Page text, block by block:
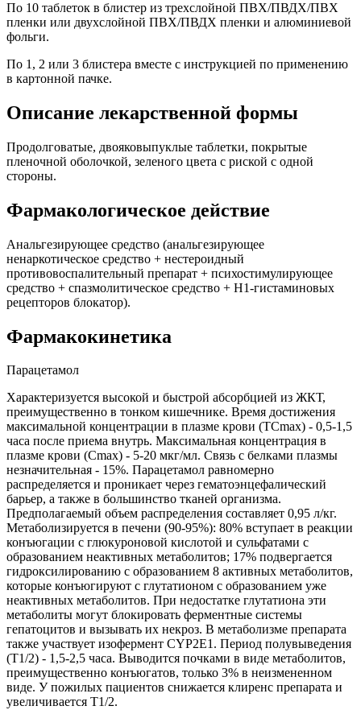
По 10 таблеток в блистер из трехслойной ПВХ/ПВДХ/ПВХ
пленки или двухслойной ПВХ/ПВДХ пленки и алюминиевой
фольги.
По 1, 2 или 3 блистера вместе с инструкцией по применению
в картонной пачке.
Описание лекарственной формы
Продолговатые, двояковыпуклые таблетки, покрытые
пленочной оболочкой, зеленого цвета с риской с одной
стороны.
Фармакологическое действие
Анальгезирующее средство (анальгезирующее
ненаркотическое средство + нестероидный
противовоспалительный препарат + психостимулирующее
средство + спазмолитическое средство + H1-гистаминовых
рецепторов блокатор).
Фармакокинетика
Парацетамол
Характеризуется высокой и быстрой абсорбцией из ЖКТ,
преимущественно в тонком кишечнике. Время достижения
максимальной концентрации в плазме крови (ТСmах) - 0,5-1,5
часа после приема внутрь. Максимальная концентрация в
плазме крови (Сmах) - 5-20 мкг/мл. Связь с белками плазмы
незначительная - 15%. Парацетамол равномерно
распределяется и проникает через гематоэнцефалический
барьер, а также в большинство тканей организма.
Предполагаемый объем распределения составляет 0,95 л/кг.
Метаболизируется в печени (90-95%): 80% вступает в реакции
конъюгации с глюкуроновой кислотой и сульфатами с
образованием неактивных метаболитов; 17% подвергается
гидроксилированию с образованием 8 активных метаболитов,
которые конъюгируют с глутатионом с образованием уже
неактивных метаболитов. При недостатке глутатиона эти
метаболиты могут блокировать ферментные системы
гепатоцитов и вызывать их некроз. В метаболизме препарата
также участвует изофермент CYP2E1. Период полувыведения
(Т1/2) - 1,5-2,5 часа. Выводится почками в виде метаболитов,
преимущественно конъюгатов, только 3% в неизмененном
виде. У пожилых пациентов снижается клиренс препарата и
увеличивается Т1/2.